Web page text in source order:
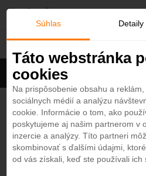
Ras Al Khaimah
Filter
Zobrazených 15z 17 hotelov
SO/ Ras Al Khaimah
4,8
Ras Al Khaimah - Plážový
Súhlas Detaily
Táto webstránka
cookies
Na prispôsobenie obsahu a
sociálnych médií a analýzu
cookie. Informácie o tom, ako
poskytujeme aj našim partnerom v
inzercie a analýzy. Títo partneri
skombinovať s ďalšími údajmi,
od vás získali, keď ste používali ich